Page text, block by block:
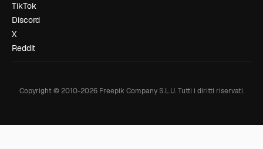
TikTok
Discord
X
Reddit
Copyright © 2010-2026Freepik Company S.L.U. Tutti i diritti riservati.